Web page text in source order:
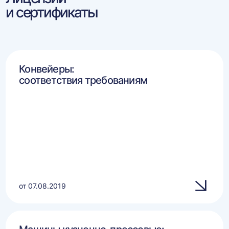
и сертификаты
Конвейеры:
соответствия требованиям
от 07.08.2019